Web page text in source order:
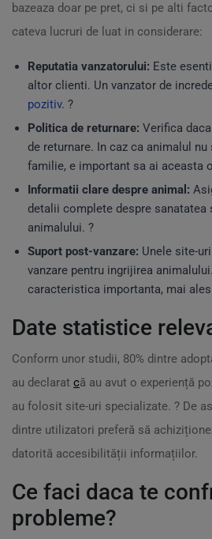
bazeaza doar pe pret, ci si pe alti
cateva lucruri de luat in considerare:
Reputatia vanzatorului: Este
altor clienti. Un vanzator de
pozitiv. ?️
Politica de returnare: Verifica
de returnare. In caz ca animalul
familie, e important sa ai aceasta
Informatii clare despre animal:
detalii complete despre
animalului. ?
Suport post-vanzare: Unele site-
vanzare pentru ingrijirea
caracteristica importanta, mai
Date statistice
Conform unor studii, 80% dintre
au declarat că au avut o experiență
au folosit site-uri specializate. ? De
dintre utilizatori preferă să
datorită accesibilității informațiilor.
Ce faci daca te
probleme?